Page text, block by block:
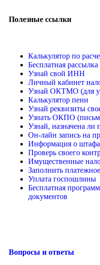
Полезные ссылки
Калькулятор по
Бесплатная
Узнай свой ИНН
Личный кабинет
Узнай ОКТМО (для
Калькулятор пени
Узнай реквизиты
Узнать ОКПО
Узнай, назначена ли
Он-лайн запись на
Информация о
Проверь своего
Имущественные
Заполнить
Уплата госпошлины
Бесплатная
документов
Вопросы и ответы